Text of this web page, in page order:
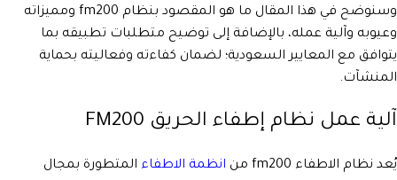
وسنوضح في هذا المقال ما هو المقصود بنظام fm200 ومميزاته
وعيوبه وآلية عمله، بالإضافة إلى توضيح متطلبات تطبيقه بما
يتوافق مع المعايير السعودية؛ لضمان كفاءته وفعاليته بحماية
المنشآت.
آلية عمل نظام إطفاء الحريق FM200
يُعد نظام الاطفاء fm200 من انظمة الاطفاء المتطورة بمجال